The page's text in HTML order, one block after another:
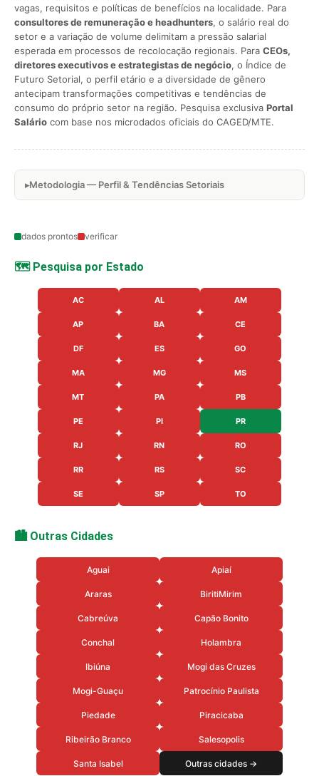
vagas, requisitos e políticas de benefícios na localidade. Para
consultores de remuneração e headhunters, o salário real do
setor e a variação de volume delimitam a pressão salarial
esperada em processos de recolocação regionais. Para CEOs,
diretores executivos e estrategistas de negócio, o Índice de
Futuro Setorial, o perfil etário e a diversidade de gênero
antecipam transformações competitivas e tendências de
consumo do próprio setor na região. Pesquisa exclusiva Portal
Salário com base nos microdados oficiais do CAGED/MTE.
Metodologia — Perfil & Tendências Setoriais
dados prontos verificar
🗺️ Pesquisa por Estado
AC AL AM
AP BA CE
DF ES GO
MA MG MS
MT PA PB
PE PI PR
RJ RN RO
RR RS SC
SE SP TO
🏙️ Outras Cidades
Aguai Apiaí
Araras BiritiMirim
Cabreúva Capão Bonito
Conchal Holambra
Ibiúna Mogi das Cruzes
Mogi-Guaçu Patrocínio Paulista
Piedade Piracicaba
Ribeirão Branco Salesopolis
Santa Isabel Outras cidades →